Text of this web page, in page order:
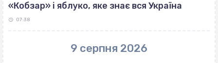
«Кобзар» і яблуко, яке знає вся Україна
07:38
9 серпня 2026